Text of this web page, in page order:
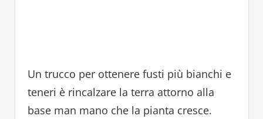
Un trucco per ottenere fusti più bianchi e
teneri è rincalzare la terra attorno alla
base man mano che la pianta cresce.